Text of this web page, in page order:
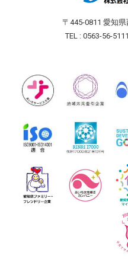
〒445-0811 愛知
TEL : 0563-56-